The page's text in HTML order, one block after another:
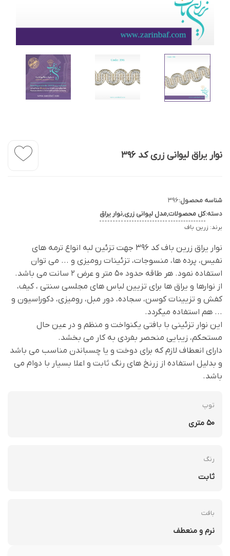
نوار یراق لیوانی زری کد 396
شناسه محصول:396
دسته:کل محصولات,مدل لیوانی زری,نوار یراق
برند: زرین باف
نوار یراق زرین باف کد 396 جهت تزئین لبه انواع ترمه های
نفیس، پرده ها، منسوجات، تزئینات رومیزی و ... می توان
استفاده نمود. هر طاقه حدود 50 متر و عرض 2 سانت می باشد.
از نوارها و یراق ها برای تزیین لباس های مجلسی سنتی ، کیف،
کفش و تزیینات کوسن، سجاده، دور مبل، رومیزی، دکوراسیون و
... هم استفاده میگردد.
این نوار تزئینی با بافتی یکنواخت و منظم و در عین حال
مستحکم، زیبایی منحصر بفردی به کار می بخشد.
دارای انعطاف لازم که برای دوخت و یا چسباندن مناسب می باشد
و بدلیل استفاده از زرنخ های رنگ ثابت و اعلا بسیار با دوام می
باشد.
توپ
50 متری
رنگ
ثابت
بافت
نرم و منعطف